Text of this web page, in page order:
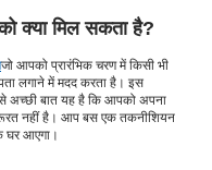
क्या मिल सकता है?
जो आपको प्रारंभिक चरण में किसी भी
लगाने में मदद करता है। इस
अच्छी बात यह है कि आपको अपना
नहीं है। आप बस एक तकनीशियन
आएगा।